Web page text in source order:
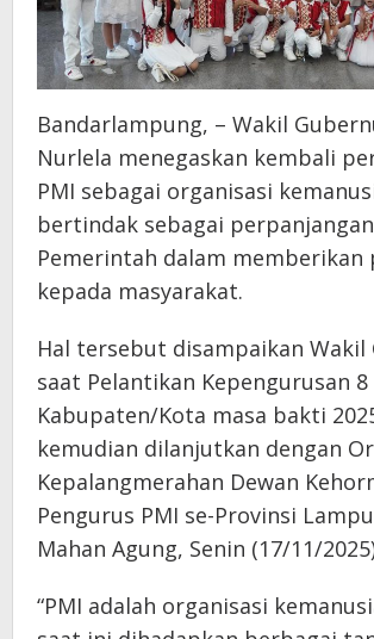
Bandarlampung, – Wakil
Nurlela menegaskan kembali
PMI sebagai organisasi
bertindak sebagai
Pemerintah dalam memberikan
kepada masyarakat.
Hal tersebut disampaikan Wakil
saat Pelantikan Kepengurusan 8
Kabupaten/Kota masa bakti
kemudian dilanjutkan dengan
Kepalangmerahan Dewan
Pengurus PMI se-Provinsi
Mahan Agung, Senin (17/11/
“PMI adalah organisasi